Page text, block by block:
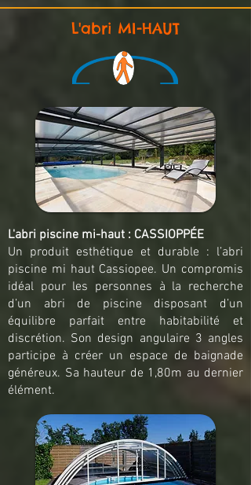
L'abri MI-HAUT
L'abri piscine mi-haut : CASSIOPPÉE
Un produit esthétique et durable : l’abri
piscine mi haut Cassiopee. Un compromis
idéal pour les personnes à la recherche
d’un abri de piscine disposant d’un
équilibre parfait entre habitabilité et
discrétion. Son design angulaire 3 angles
participe à créer un espace de baignade
généreux. Sa hauteur de 1,80m au dernier
élément.